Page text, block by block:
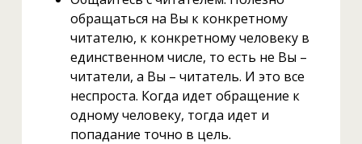
обращаться на Вы к конкретному
читателю, к конкретному человеку в
единственном числе, то есть не Вы –
читатели, а Вы – читатель. И это все
неспроста. Когда идет обращение к
одному человеку, тогда идет и
попадание точно в цель.